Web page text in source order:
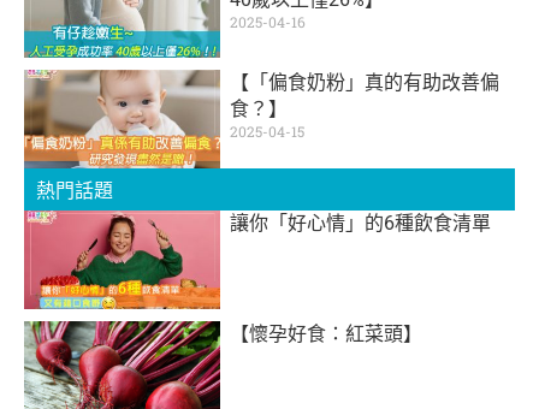
2025-04-16
【「偏食奶粉」真的有助改善偏
食？】
2025-04-15
熱門話題
讓你「好心情」的6種飲食清單
【懷孕好食：紅菜頭】